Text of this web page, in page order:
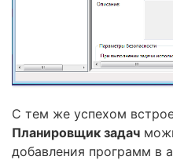
С тем же успехом
Планировщик задач
добавления программ в